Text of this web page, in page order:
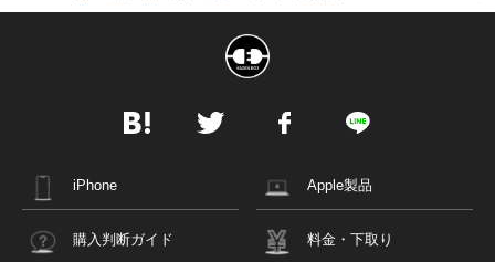
iPhone Apple製品
購入判断ガイド 料金・下取り